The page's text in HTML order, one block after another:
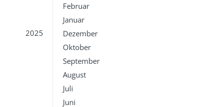
Februar
Januar
2025
Dezember
Oktober
September
August
Juli
Juni